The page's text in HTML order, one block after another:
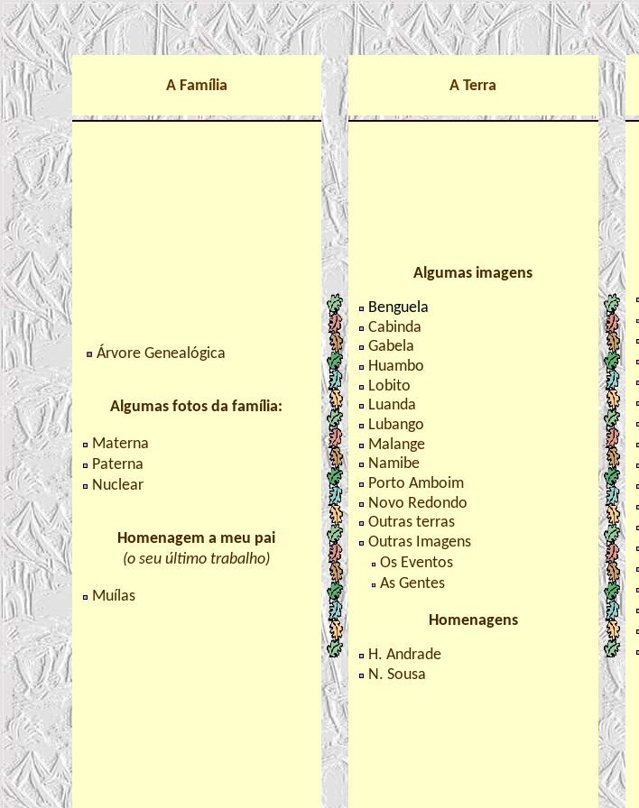
A Família A Terra
Árvore Genealógica
Algumas fotos da família:
Materna
Paterna
Nuclear
Homenagem a meu pai
(o seu último trabalho)
Muílas
Algumas imagens
Benguela
Cabinda
Gabela
Huambo
Lobito
Luanda
Lubango
Malange
Namibe
Porto Amboim
Novo Redondo
Outras terras
Outras Imagens
Os Eventos
As Gentes
Homenagens
H. Andrade
N. Sousa